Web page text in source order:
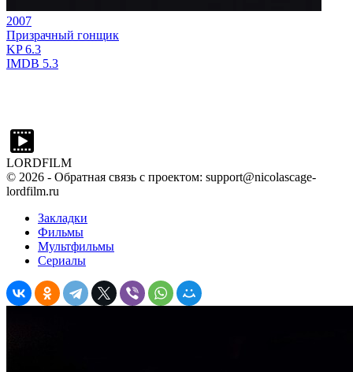
2007
Призрачный гонщик
KP6.3
IMDB 5.3
LORDFILM
© 2026 - Обратная связь с проектом: support@nicolascage-
lordfilm.ru
Закладки
Фильмы
Мультфильмы
Сериалы